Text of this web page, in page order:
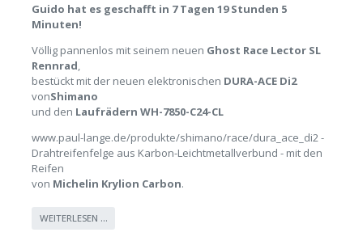
Guido hat es geschafft in 7 Tagen 19 Stunden 5
Minuten!
Völlig pannenlos mit seinem neuen Ghost Race Lector SL
Rennrad,
bestückt mit der neuen elektronischen DURA-ACE Di2
vonShimano
und den Laufrädern WH-7850-C24-CL
www.paul-lange.de/produkte/shimano/race/dura_ace_di2-
Drahtreifenfelge aus Karbon-Leichtmetallverbund - mit den
Reifen
von Michelin Krylion Carbon.
WEITERLESEN …